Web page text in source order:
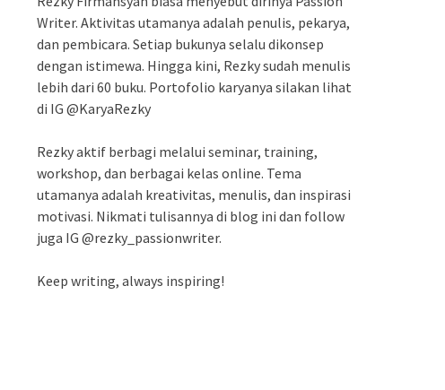
Writer. Aktivitas utamanya adalah penulis, pekarya,
dan pembicara. Setiap bukunya selalu dikonsep
dengan istimewa. Hingga kini, Rezky sudah menulis
lebih dari 60 buku. Portofolio karyanya silakan lihat
di IG @KaryaRezky
Rezky aktif berbagi melalui seminar, training,
workshop, dan berbagai kelas online. Tema
utamanya adalah kreativitas, menulis, dan inspirasi
motivasi. Nikmati tulisannya di blog ini dan follow
juga IG @rezky_passionwriter.
Keep writing, always inspiring!